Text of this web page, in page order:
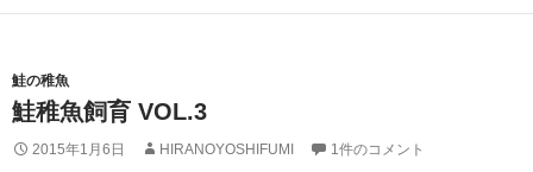
鮭の稚魚
鮭稚魚飼育 VOL.3
2015年1月6日 HIRANOYOSHIFUMI 1件のコメント